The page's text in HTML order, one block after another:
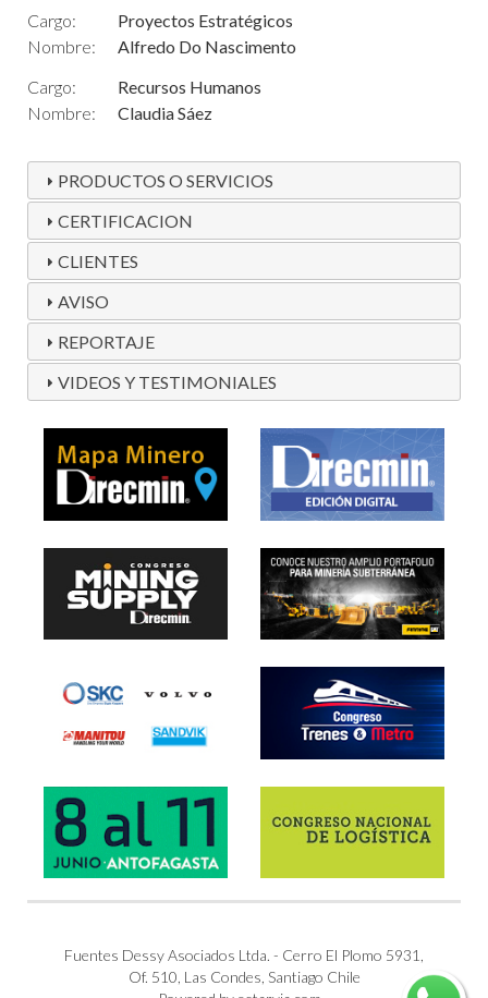
Cargo:
Proyectos Estratégicos
Nombre:
Alfredo Do Nascimento
Cargo:
Recursos Humanos
Nombre:
Claudia Sáez
PRODUCTOS O SERVICIOS
CERTIFICACION
CLIENTES
AVISO
REPORTAJE
VIDEOS Y TESTIMONIALES
Fuentes Dessy Asociados Ltda. - Cerro El Plomo 5931,
Of. 510, Las Condes, Santiago Chile